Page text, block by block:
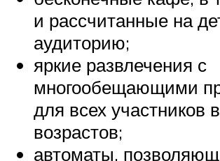
и рассчитанные на
аудиторию;
яркие развлечения с
многообещающими
для всех участников
возрастов;
автоматы,